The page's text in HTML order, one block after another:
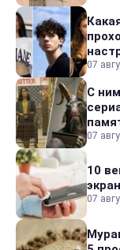
07
С
07
10
07